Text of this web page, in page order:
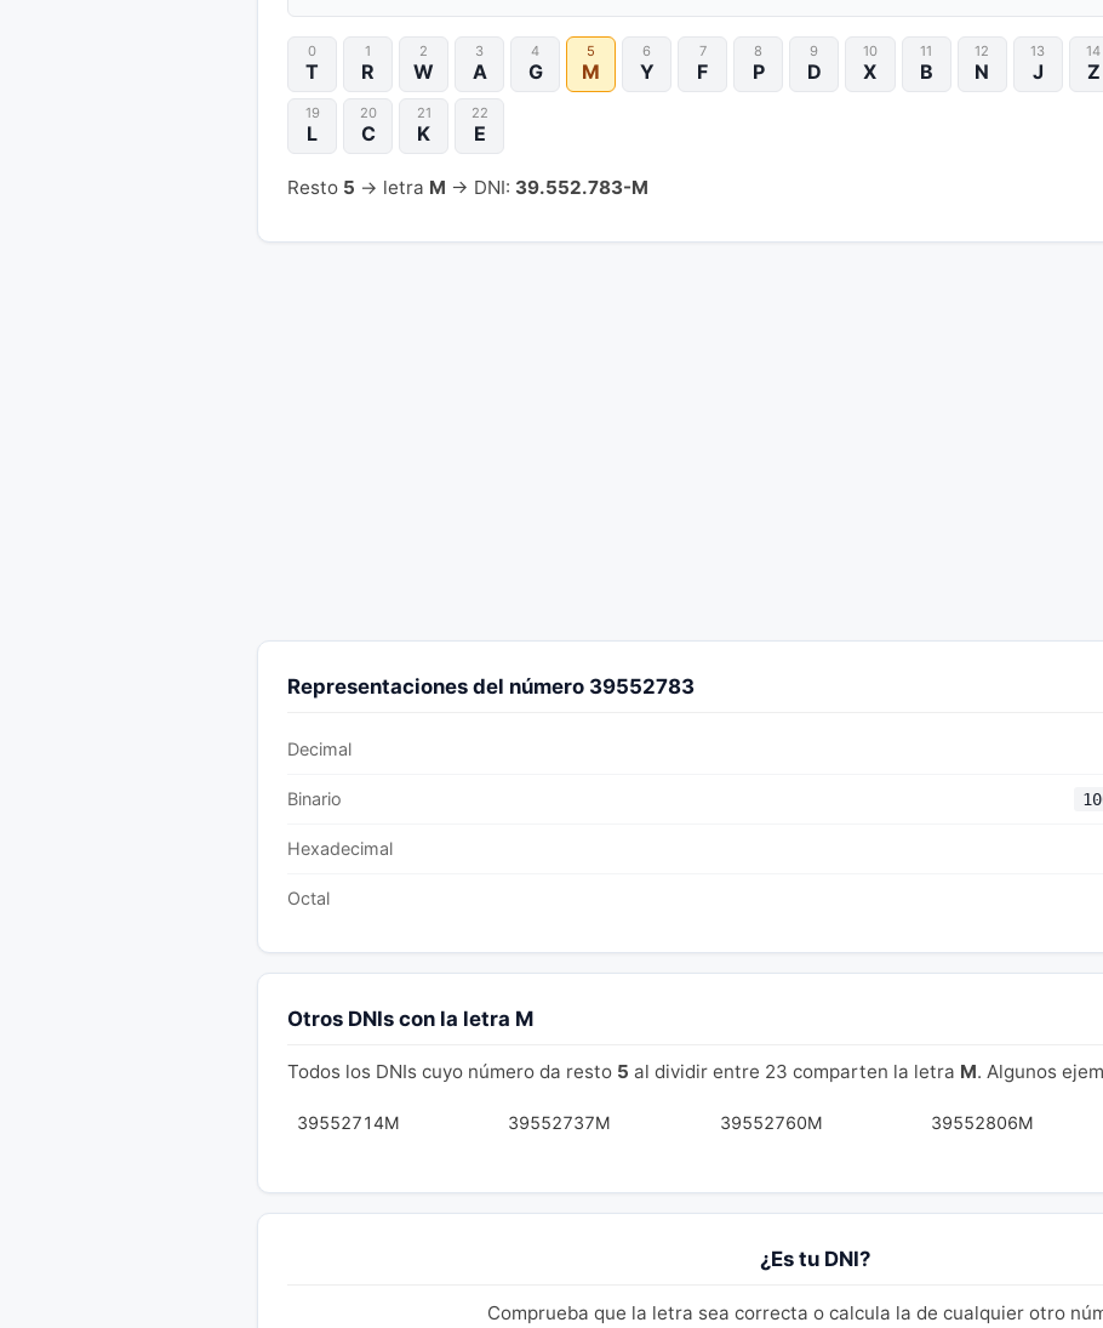
0
T
1
R
2
W
3
A
4
G
5
M
6
Y
7
F
8
P
9
D
10
X
11
B
12
N
13
J
14
Z
19
L
20
C
21
K
22
E
Resto 5 → letra M → DNI: 39.552.783-M
Representaciones del número 39552783
Decimal
Binario
Hexadecimal
Octal
Otros DNIs con la letra M
Todos los DNIs cuyo número da resto 5 al dividir entre 23 comparten la letra M. Algunos
39552714M 39552737M 39552760M 39552806M
¿Es tu DNI?
Comprueba que la letra sea correcta o calcula la de cualquier otro